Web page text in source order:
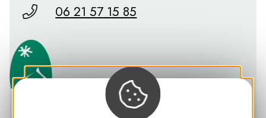
06 21 57 15 85